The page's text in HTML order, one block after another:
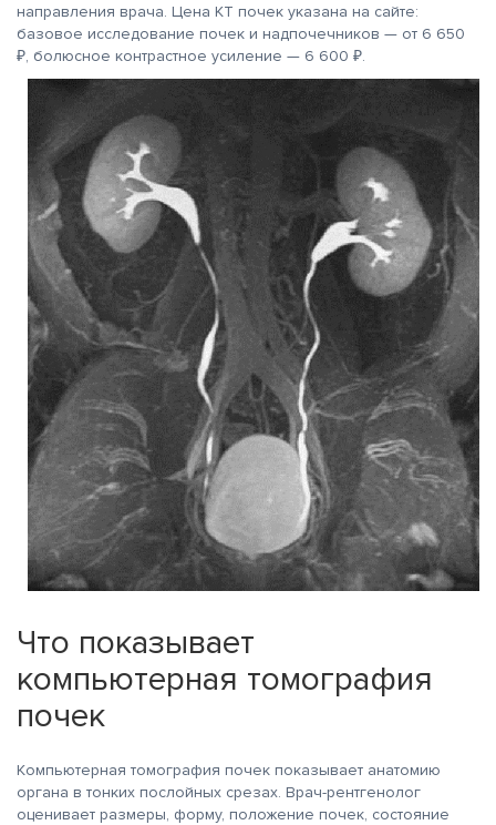
направления врача. Цена КТ почек указана на сайте:
базовое исследование почек и надпочечников — от 6 650
₽, болюсное контрастное усиление — 6 600 ₽.
Что показывает
компьютерная томография
почек
Компьютерная томография почек показывает анатомию
органа в тонких послойных срезах. Врач-рентгенолог
оценивает размеры, форму, положение почек, состояние